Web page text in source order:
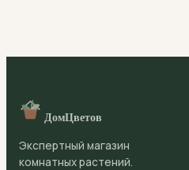
ДомЦветов
Экспертный магазин
комнатных растений.